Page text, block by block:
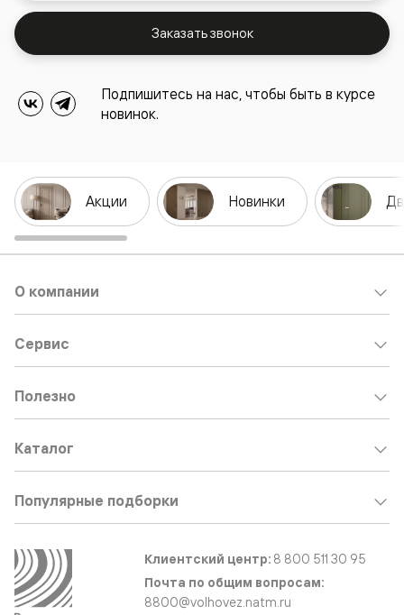
Заказать звонок
Подпишитесь на нас, чтобы быть в курсе
новинок.
Акции Новинки
О компании
Сервис
Полезно
Каталог
Популярные подборки
Клиентский центр: 8 800 511 30 95
Почта по общим вопросам:
8800@volhovez.natm.ru